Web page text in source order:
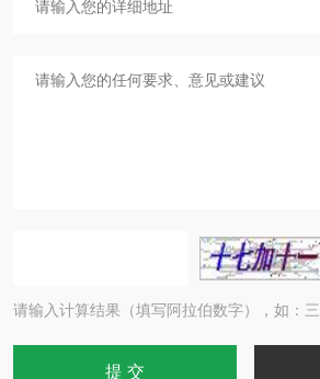
请输入计算结果（填写阿拉伯数字），如：